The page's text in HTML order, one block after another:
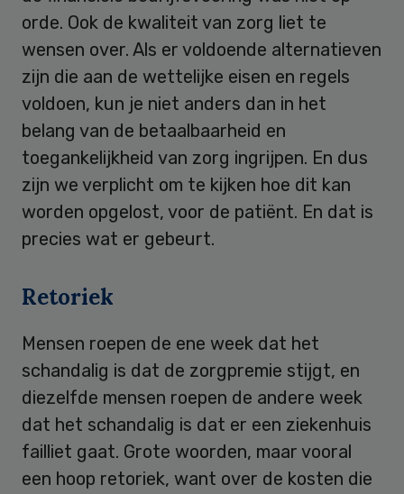
orde. Ook de kwaliteit van zorg liet te
wensen over. Als er voldoende alternatieven
zijn die aan de wettelijke eisen en regels
voldoen, kun je niet anders dan in het
belang van de betaalbaarheid en
toegankelijkheid van zorg ingrijpen. En dus
zijn we verplicht om te kijken hoe dit kan
worden opgelost, voor de patiënt. En dat is
precies wat er gebeurt.
Retoriek
Mensen roepen de ene week dat het
schandalig is dat de zorgpremie stijgt, en
diezelfde mensen roepen de andere week
dat het schandalig is dat er een ziekenhuis
failliet gaat. Grote woorden, maar vooral
een hoop retoriek, want over de kosten die